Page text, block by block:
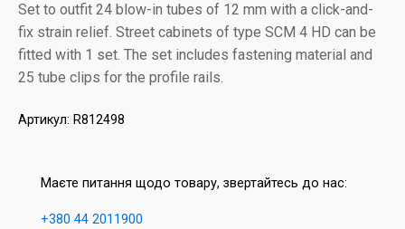
Set to outfit 24 blow-in tubes of 12 mm with a click-and-
fix strain relief. Street cabinets of type SCM 4 HD can be
fitted with 1 set. The set includes fastening material and
25 tube clips for the profile rails.
Артикул: R812498
Маєте питання щодо товару, звертайтесь до нас:
+380 44 2011900